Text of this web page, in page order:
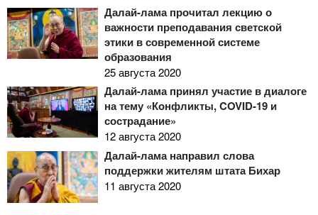
Далай-лама прочитал лекцию о
важности преподавания светской
этики в современной системе
образования
25 августа 2020
Далай-лама принял участие в диалоге
на тему «Конфликты, COVID-19 и
сострадание»
12 августа 2020
Далай-лама направил слова
поддержки жителям штата Бихар
11 августа 2020